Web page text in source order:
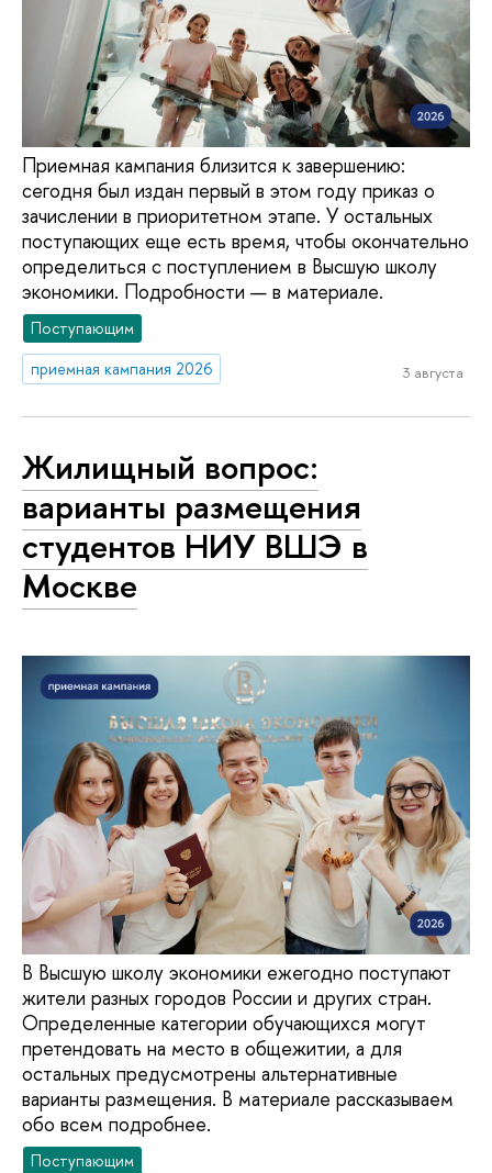
Приемная кампания близится к завершению:
сегодня был издан первый в этом году приказ о
зачислении в приоритетном этапе. У остальных
поступающих еще есть время, чтобы окончательно
определиться с поступлением в Высшую школу
экономики. Подробности — в материале.
Поступающим
приемная кампания 2026
3 августа
Жилищный вопрос:
варианты размещения
студентов НИУ ВШЭ в
Москве
В Высшую школу экономики ежегодно поступают
жители разных городов России и других стран.
Определенные категории обучающихся могут
претендовать на место в общежитии, а для
остальных предусмотрены альтернативные
варианты размещения. В материале рассказываем
обо всем подробнее.
Поступающим